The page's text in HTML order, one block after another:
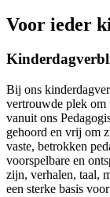
Voor ieder
Bij ons
vertrouwde plek om
vanuit ons
gehoord en vrij om
vaste, betrokken
voorspelbare en
zijn, verhalen, taal,
een sterke basis